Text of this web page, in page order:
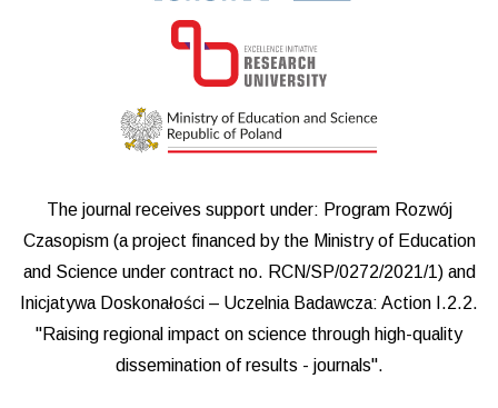
The journal receives support under: Program Rozwój
Czasopism (a project financed by the Ministry of Education
and Science under contract no. RCN/SP/0272/2021/1) and
Inicjatywa Doskonałości – Uczelnia Badawcza: Action I.2.2.
"Raising regional impact on science through high-quality
dissemination of results - journals".